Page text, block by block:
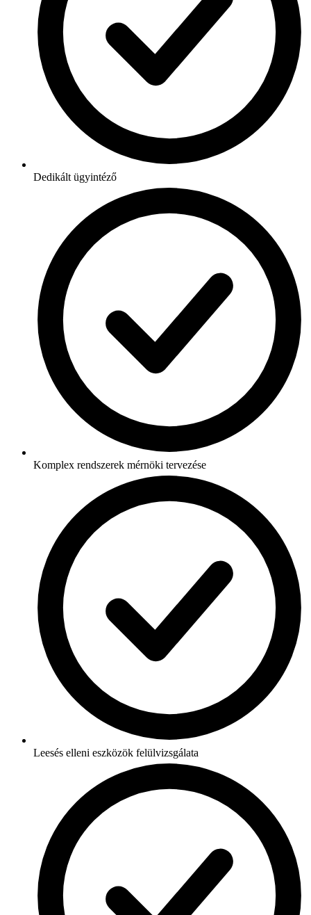
Dedikált ügyintéző
Komplex rendszerek mérnöki tervezése
Leesés elleni eszközök felülvizsgálata